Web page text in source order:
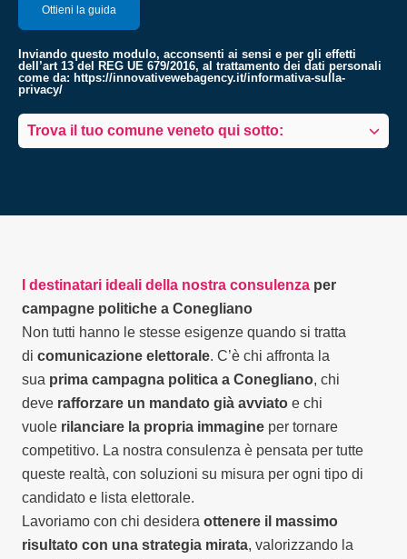
Inviando questo modulo, acconsenti ai sensi e per gli effetti
dell’art 13 del REG UE 679/2016, al trattamento dei dati personali
come da: https://innovativewebagency.it/informativa-sulla-
privacy/
Trova il tuo comune veneto qui sotto:
I destinatari ideali della nostra consulenza per
campagne politiche a Conegliano
Non tutti hanno le stesse esigenze quando si tratta
di comunicazione elettorale. C’è chi affronta la
sua prima campagna politica a Conegliano, chi
deve rafforzare un mandato già avviato e chi
vuole rilanciare la propria immagine per tornare
competitivo. La nostra consulenza è pensata per tutte
queste realtà, con soluzioni su misura per ogni tipo di
candidato e lista elettorale.
Lavoriamo con chi desidera ottenere il massimo
risultato con una strategia mirata, valorizzando la